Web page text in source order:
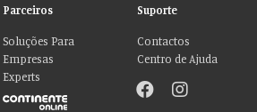
Parceiros
Soluções Para
Empresas
Experts
Suporte
Contactos
Centro de Ajuda